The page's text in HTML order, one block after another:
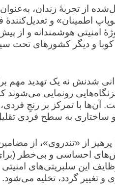
از تجربهٔ زندان،
اطمینان» و تعدیل‌کنندهٔ
امنیتی هوشمندانه و
و دیگر کشورهای تحت
شدنش نه یک تهدید مهم
رونمایی
آن‌ها با تمرکز بر رنجِ
ساختاری به سطح فردی
از «تندروی»، از
احساسی و بی‌خطر
این سلبریتی‌های
و تغییر گردد، تخلیه می‌شود.